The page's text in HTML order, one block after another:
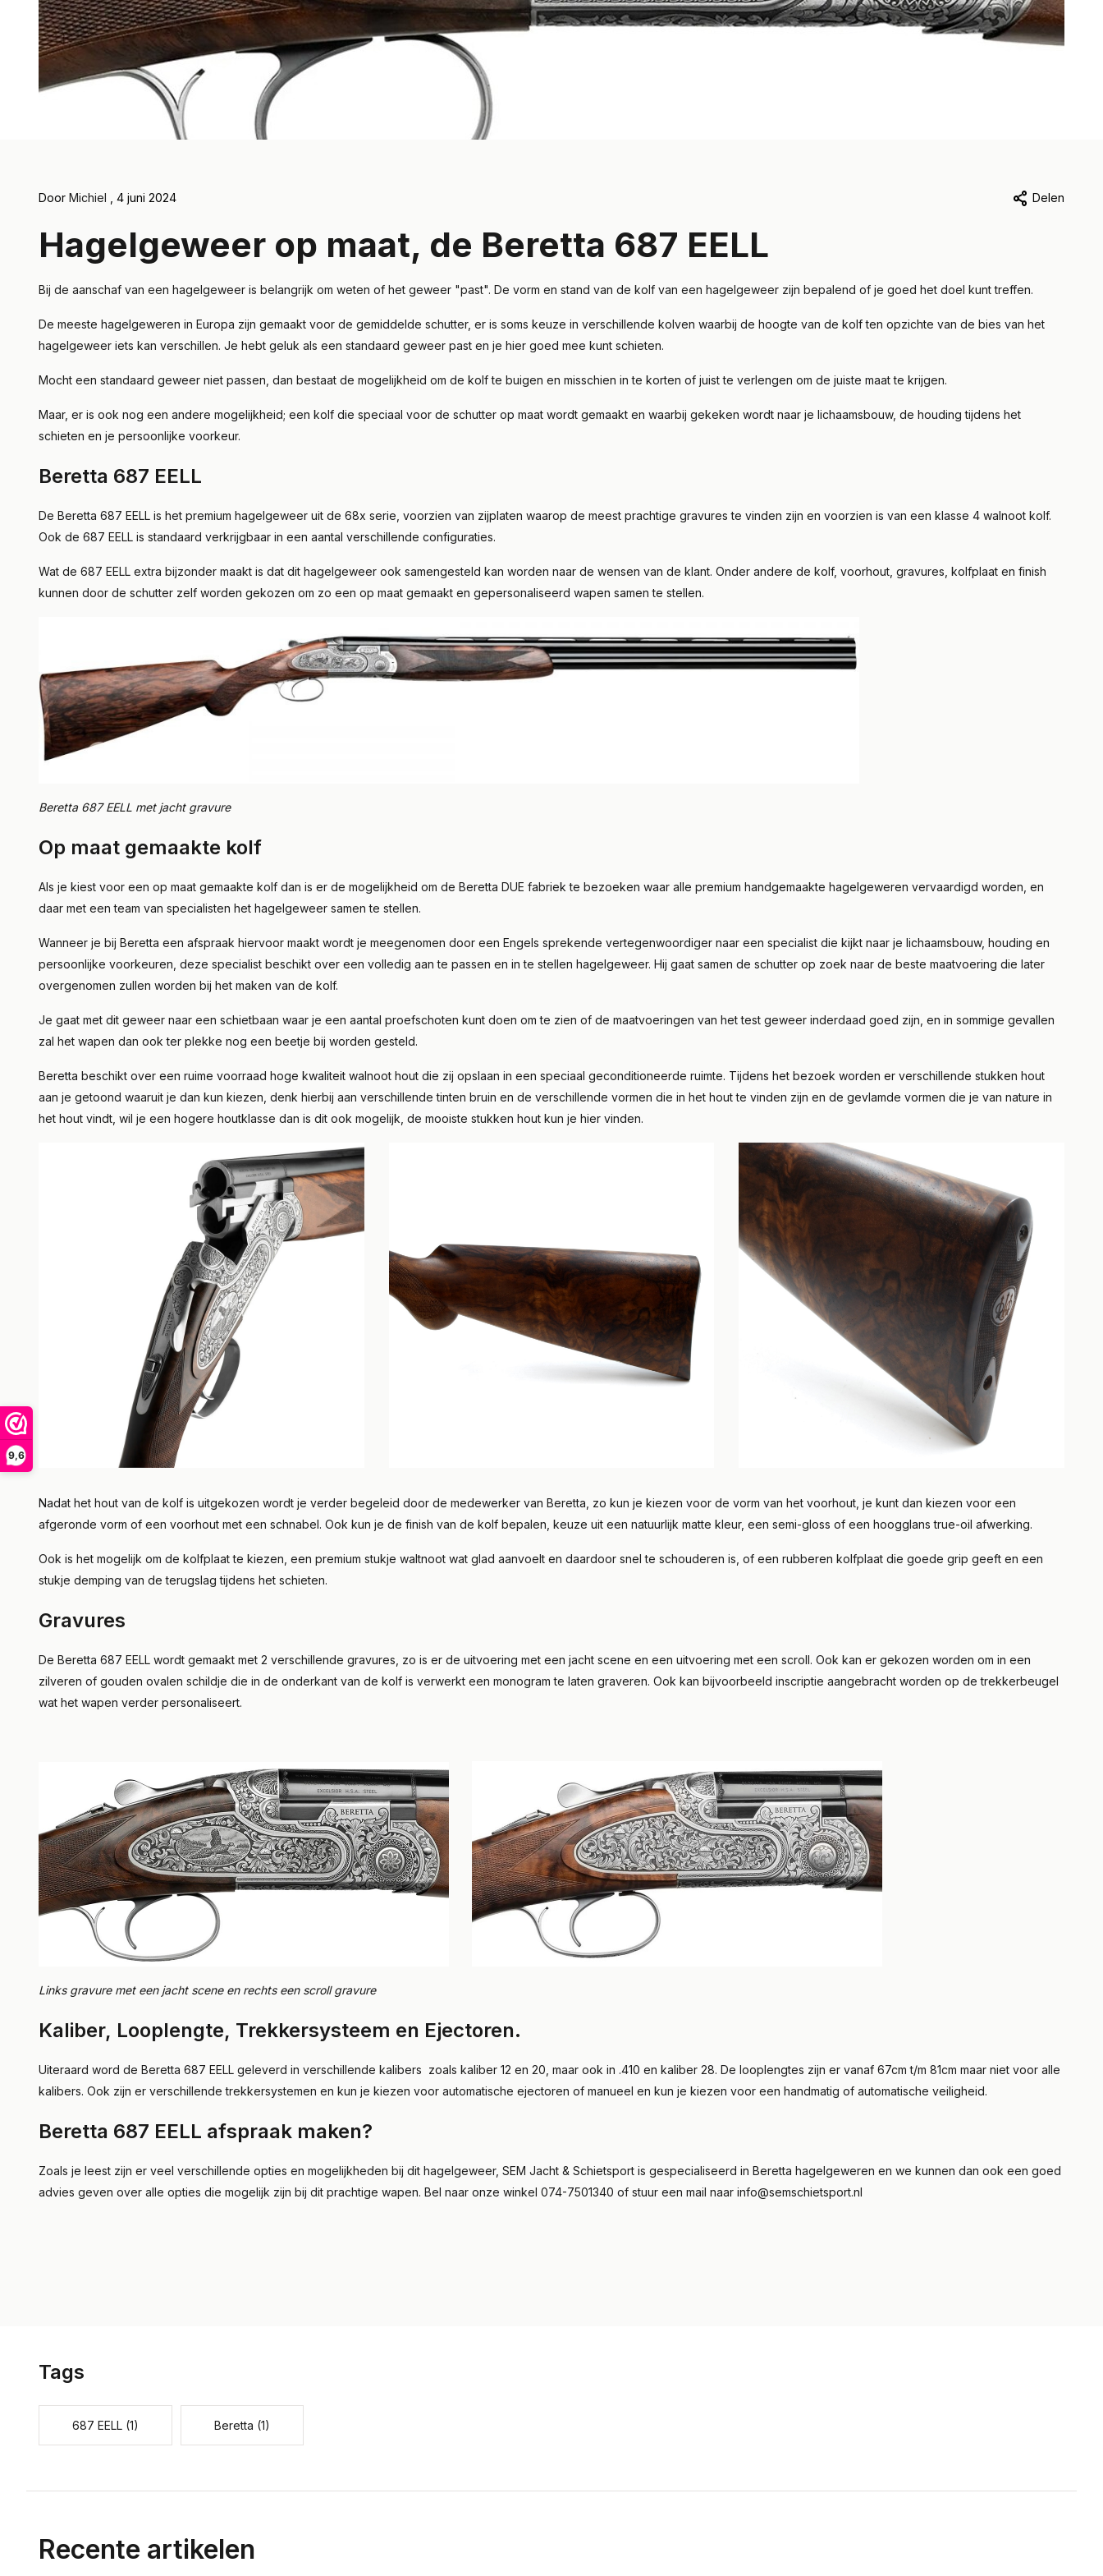
9,6
Door Michiel , 4 juni 2024 Delen
Hagelgeweer op maat, de Beretta 687 EELL
Bij de aanschaf van een hagelgeweer is belangrijk om weten of het geweer "past". De vorm en stand van de kolf van een hagelgeweer zijn bepalend of je goed het doel kunt treffen.
De meeste hagelgeweren in Europa zijn gemaakt voor de gemiddelde schutter, er is soms keuze in verschillende kolven waarbij de hoogte van de kolf ten opzichte van de bies van het
hagelgeweer iets kan verschillen. Je hebt geluk als een standaard geweer past en je hier goed mee kunt schieten.
Mocht een standaard geweer niet passen, dan bestaat de mogelijkheid om de kolf te buigen en misschien in te korten of juist te verlengen om de juiste maat te krijgen.
Maar, er is ook nog een andere mogelijkheid; een kolf die speciaal voor de schutter op maat wordt gemaakt en waarbij gekeken wordt naar je lichaamsbouw, de houding tijdens het
schieten en je persoonlijke voorkeur.
Beretta 687 EELL
De Beretta 687 EELL is het premium hagelgeweer uit de 68x serie, voorzien van zijplaten waarop de meest prachtige gravures te vinden zijn en voorzien is van een klasse 4 walnoot kolf.
Ook de 687 EELL is standaard verkrijgbaar in een aantal verschillende configuraties.
Wat de 687 EELL extra bijzonder maakt is dat dit hagelgeweer ook samengesteld kan worden naar de wensen van de klant. Onder andere de kolf, voorhout, gravures, kolfplaat en finish
kunnen door de schutter zelf worden gekozen om zo een op maat gemaakt en gepersonaliseerd wapen samen te stellen.
Beretta 687 EELL met jacht gravure
Op maat gemaakte kolf
Als je kiest voor een op maat gemaakte kolf dan is er de mogelijkheid om de Beretta DUE fabriek te bezoeken waar alle premium handgemaakte hagelgeweren vervaardigd worden, en
daar met een team van specialisten het hagelgeweer samen te stellen.
Wanneer je bij Beretta een afspraak hiervoor maakt wordt je meegenomen door een Engels sprekende vertegenwoordiger naar een specialist die kijkt naar je lichaamsbouw, houding en
persoonlijke voorkeuren, deze specialist beschikt over een volledig aan te passen en in te stellen hagelgeweer. Hij gaat samen de schutter op zoek naar de beste maatvoering die later
overgenomen zullen worden bij het maken van de kolf.
Je gaat met dit geweer naar een schietbaan waar je een aantal proefschoten kunt doen om te zien of de maatvoeringen van het test geweer inderdaad goed zijn, en in sommige gevallen
zal het wapen dan ook ter plekke nog een beetje bij worden gesteld.
Beretta beschikt over een ruime voorraad hoge kwaliteit walnoot hout die zij opslaan in een speciaal geconditioneerde ruimte. Tijdens het bezoek worden er verschillende stukken hout
aan je getoond waaruit je dan kun kiezen, denk hierbij aan verschillende tinten bruin en de verschillende vormen die in het hout te vinden zijn en de gevlamde vormen die je van nature in
het hout vindt, wil je een hogere houtklasse dan is dit ook mogelijk, de mooiste stukken hout kun je hier vinden.
Nadat het hout van de kolf is uitgekozen wordt je verder begeleid door de medewerker van Beretta, zo kun je kiezen voor de vorm van het voorhout, je kunt dan kiezen voor een
afgeronde vorm of een voorhout met een schnabel. Ook kun je de finish van de kolf bepalen, keuze uit een natuurlijk matte kleur, een semi-gloss of een hoogglans true-oil afwerking.
Ook is het mogelijk om de kolfplaat te kiezen, een premium stukje waltnoot wat glad aanvoelt en daardoor snel te schouderen is, of een rubberen kolfplaat die goede grip geeft en een
stukje demping van de terugslag tijdens het schieten.
Gravures
De Beretta 687 EELL wordt gemaakt met 2 verschillende gravures, zo is er de uitvoering met een jacht scene en een uitvoering met een scroll. Ook kan er gekozen worden om in een
zilveren of gouden ovalen schildje die in de onderkant van de kolf is verwerkt een monogram te laten graveren. Ook kan bijvoorbeeld inscriptie aangebracht worden op de trekkerbeugel
wat het wapen verder personaliseert.
Links gravure met een jacht scene en rechts een scroll gravure
Kaliber, Looplengte, Trekkersysteem en Ejectoren.
Uiteraard word de Beretta 687 EELL geleverd in verschillende kalibers zoals kaliber 12 en 20, maar ook in .410 en kaliber 28. De looplengtes zijn er vanaf 67cm t/m 81cm maar niet voor alle
kalibers. Ook zijn er verschillende trekkersystemen en kun je kiezen voor automatische ejectoren of manueel en kun je kiezen voor een handmatig of automatische veiligheid.
Beretta 687 EELL afspraak maken?
Zoals je leest zijn er veel verschillende opties en mogelijkheden bij dit hagelgeweer, SEM Jacht & Schietsport is gespecialiseerd in Beretta hagelgeweren en we kunnen dan ook een goed
advies geven over alle opties die mogelijk zijn bij dit prachtige wapen. Bel naar onze winkel 074-7501340 of stuur een mail naar info@semschietsport.nl
Tags
687 EELL (1) Beretta (1)
Recente artikelen